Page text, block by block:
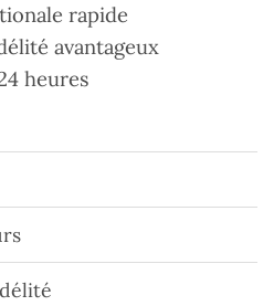
rapide
avantageux
heures